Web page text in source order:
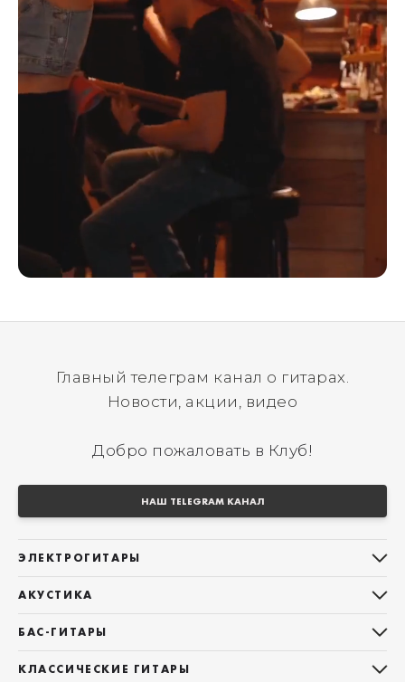
Главный телеграм канал о гитарах.
Новости, акции, видео
Добро пожаловать в Клуб!
НАШ TELEGRAM КАНАЛ
ЭЛЕКТРОГИТАРЫ
Telecaster
Les Paul
АКУСТИКА
Фолки (ОМ, 000, 00)
БАС-ГИТАРЫ
КЛАССИЧЕСКИЕ ГИТАРЫ